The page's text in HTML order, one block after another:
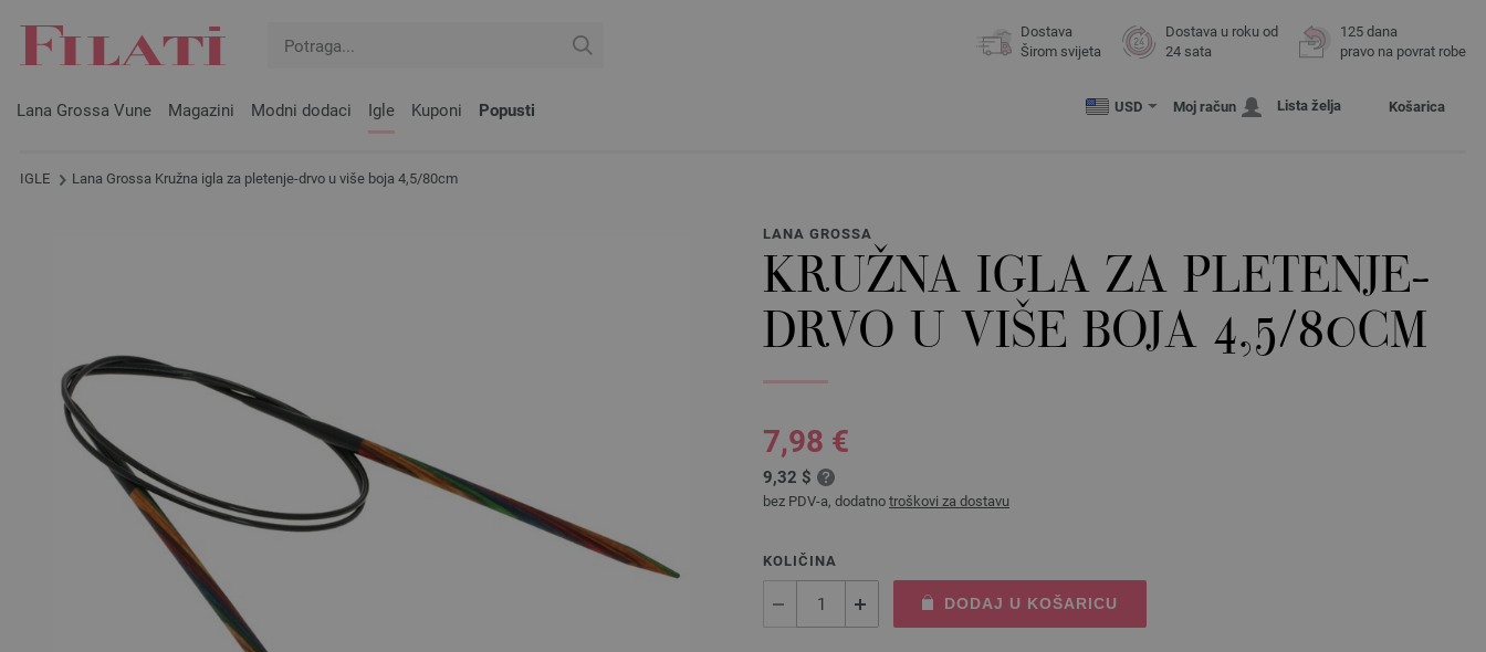
Dostava
Širom svijeta
Dostava u roku od
24 sata
125 dana
pravo na povrat robe
Lana Grossa Vune Magazini Modni dodaci Igle Kuponi Popusti USD Moj račun Lista želja Košarica
IGLE Lana Grossa Kružna igla za pletenje-drvo u više boja 4,5/80cm
LANA GROSSA
KRUŽNA IGLA ZA PLETENJE-
DRVO U VIŠE BOJA 4,5/80CM
7,98 €
9,32 $
bez PDV-a, dodatno troškovi za dostavu
KOLIČINA
DODAJ U KOŠARICU